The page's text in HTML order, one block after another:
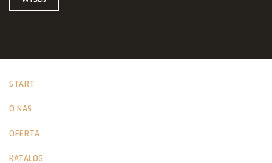
START
O NAS
OFERTA
KATALOG